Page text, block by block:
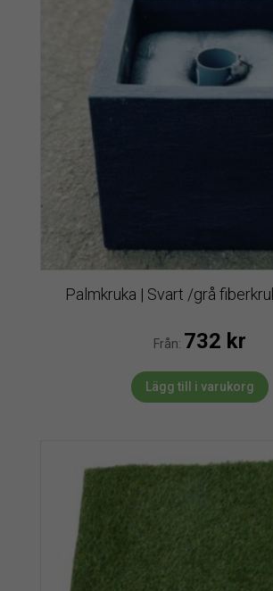
Palmkruka | Svart /grå
Från: 732 kr
Lägg till i varukorg